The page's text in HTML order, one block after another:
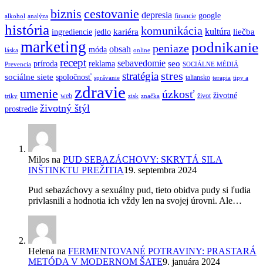
alkohol analýza biznis cestovanie depresia financie google
história ingrediencie jedlo kariéra komunikácia kultúra liečba
láska marketing móda obsah online peniazepodnikanie
Prevencia príroda recept reklama sebavedomie seo SOCIÁLNE MÉDIÁ
sociálne siete spoločnosť správanie stratégiastres taliansko terapia tipy a
triky umenie web zdravie zisk značka úzkosť život životné
prostredie životný štýl
Milos na PUD SEBAZÁCHOVY: SKRYTÁ SILA
INŠTINKTU PREŽITIA19. septembra 2024
Pud sebazáchovy a sexuálny pud, tieto obidva pudy si ľudia
privlasnili a hodnotia ich vždy len na svojej úrovni. Ale…
Helena na FERMENTOVANÉ POTRAVINY: PRASTARÁ
METÓDA V MODERNOM ŠATE9. januára 2024